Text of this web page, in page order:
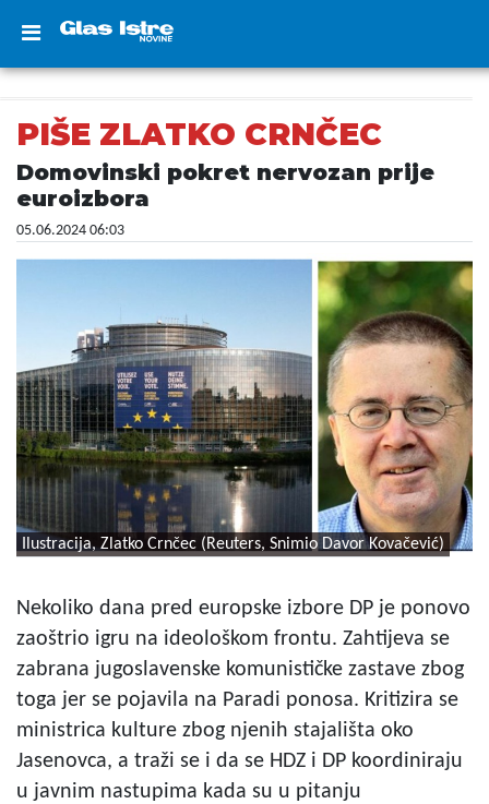
PIŠE ZLATKO CRNČEC
Domovinski pokret nervozan prije
euroizbora
05.06.2024 06:03
Ilustracija, Zlatko Crnčec (Reuters, Snimio Davor Kovačević)
Nekoliko dana pred europske izbore DP je ponovo
zaoštrio igru na ideološkom frontu. Zahtijeva se
zabrana jugoslavenske komunističke zastave zbog
toga jer se pojavila na Paradi ponosa. Kritizira se
ministrica kulture zbog njenih stajališta oko
Jasenovca, a traži se i da se HDZ i DP koordiniraju
u javnim nastupima kada su u pitanju